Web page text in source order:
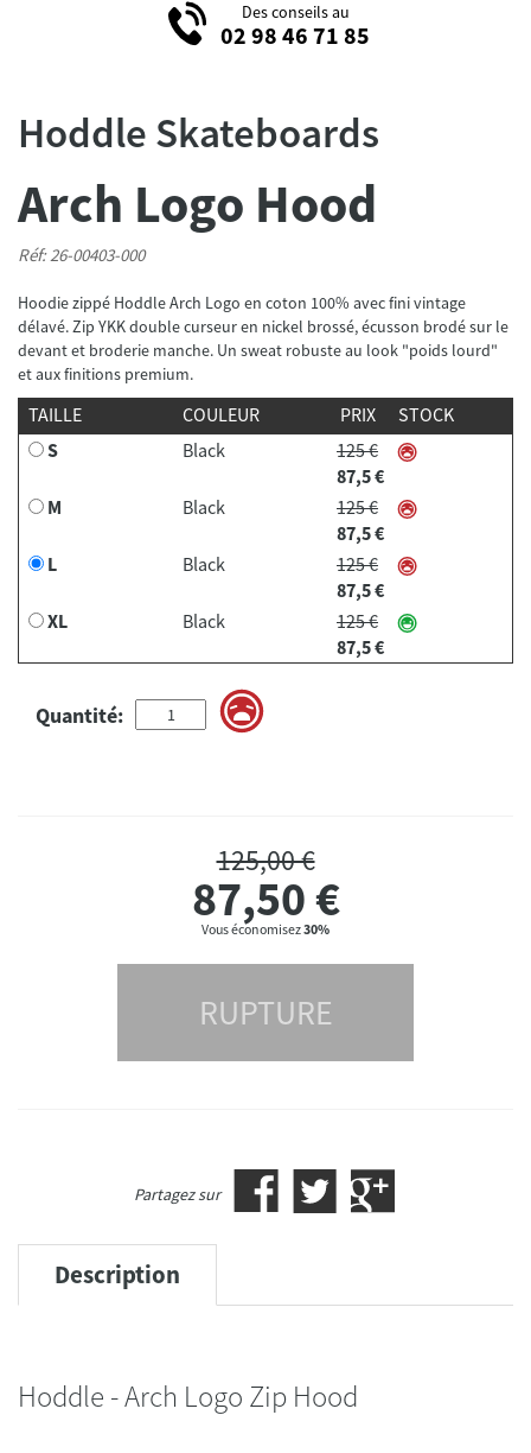
Des conseils au
02 98 46 71 85
Hoddle Skateboards
Arch Logo Hood
Réf: 26-00403-000
Hoodie zippé Hoddle Arch Logo en coton 100% avec fini vintage
délavé. Zip YKK double curseur en nickel brossé, écusson brodé sur le
devant et broderie manche. Un sweat robuste au look "poids lourd"
et aux finitions premium.
TAILLE COULEUR PRIX
STOCK
S
Black
125 €
87,5 €
M
Black
125 €
87,5 €
L
Black
125 €
87,5 €
XL
Black
125 €
87,5 €
Quantité:
125,00 €
87,50€
Vous économisez30%
RUPTURE
Partagez sur
Description
Hoddle - Arch Logo Zip Hood